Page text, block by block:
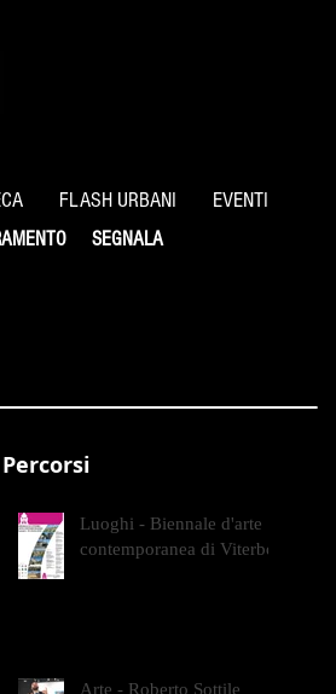
FLASH URBANI EVENTI
SEGNALA
Percorsi
Luoghi - Biennale d'arte
contemporanea di Viterbo
Arte - Roberto Sottile